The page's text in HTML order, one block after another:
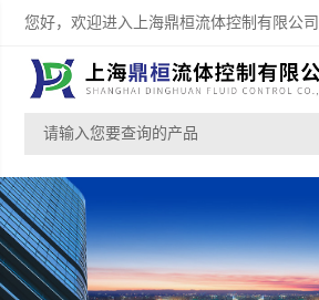
您好，欢迎进入上海鼎桓流体控制有限公司